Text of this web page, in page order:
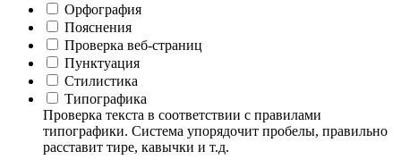
Орфография
Пояснения
Проверка веб-страниц
Пунктуация
Стилистика
Типографика
Проверка текста в соответствии с правилами
типографики. Система упорядочит пробелы, правильно
расставит тире, кавычки и т.д.